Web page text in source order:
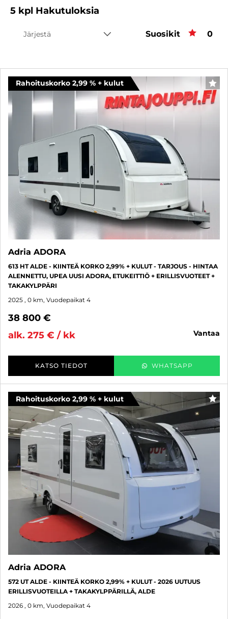
5 kpl Hakutuloksia
Järjestä Suosikit 0
Rahoituskorko 2,99 % + kulut
Adria ADORA
613 HT ALDE - KIINTEÄ KORKO 2,99% + KULUT - TARJOUS - HINTAA
ALENNETTU, UPEA UUSI ADORA, ETUKEITTIÖ + ERILLISVUOTEET +
TAKAKYLPPÄRI
2025 , 0 km, Vuodepaikat 4
38 800 €
alk. 275 € / kk
vantaa
KATSO TIEDOT WHATSAPP
Rahoituskorko 2,99 % + kulut
Adria ADORA
572 UT ALDE - KIINTEÄ KORKO 2,99% + KULUT - 2026 UUTUUS
ERILLISVUOTEILLA + TAKAKYLPPÄRILLÄ, ALDE
2026 , 0 km, Vuodepaikat 4